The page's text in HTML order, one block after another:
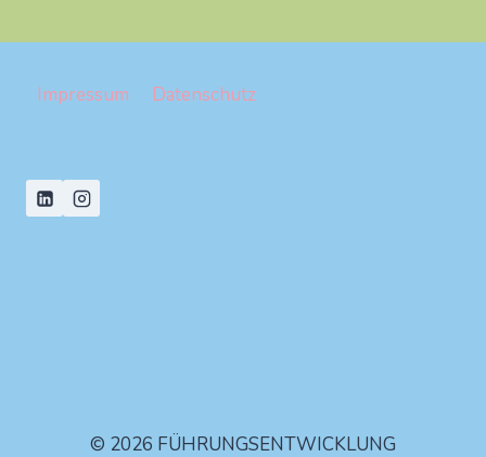
Impressum Datenschutz
© 2026 FÜHRUNGSENTWICKLUNG